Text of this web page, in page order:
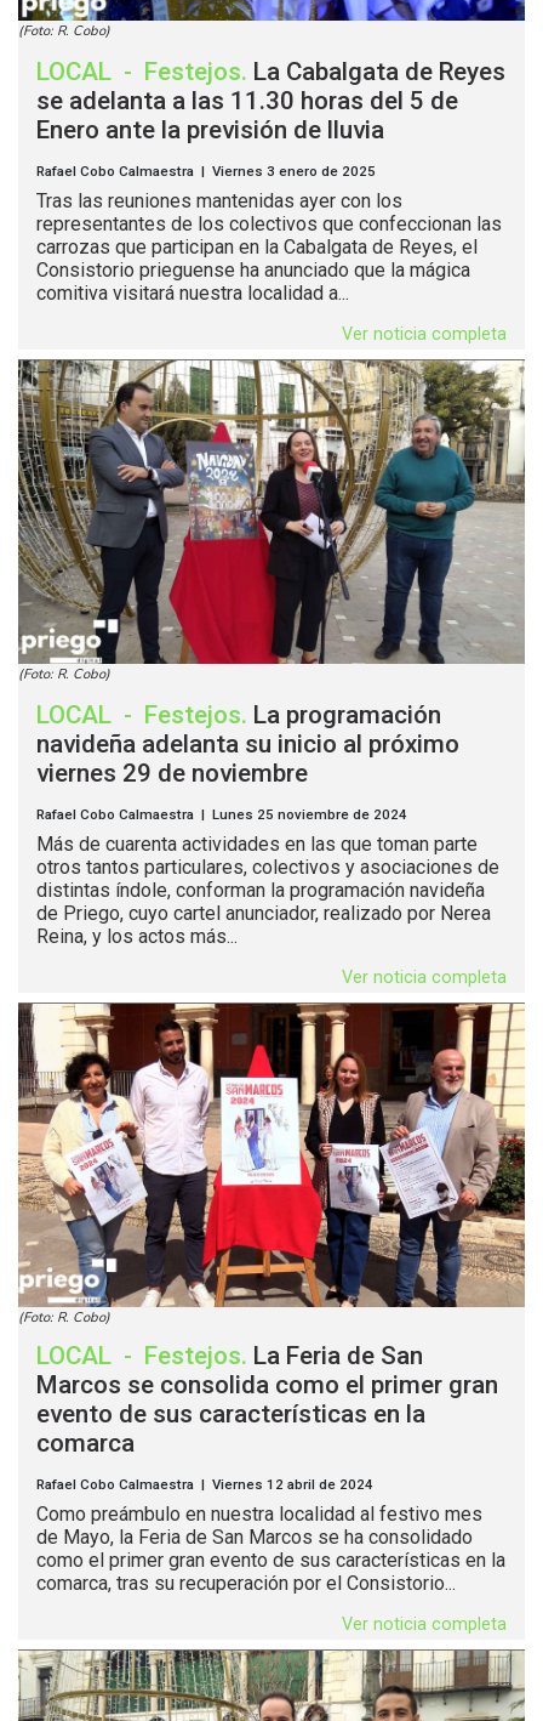
(Foto: R. Cobo)
LOCAL - Festejos. La Cabalgata de Reyes
se adelanta a las 11.30 horas del 5 de
Enero ante la previsión de lluvia
Rafael Cobo Calmaestra | Viernes 3 enero de 2025
Tras las reuniones mantenidas ayer con los
representantes de los colectivos que confeccionan las
carrozas que participan en la Cabalgata de Reyes, el
Consistorio prieguense ha anunciado que la mágica
comitiva visitará nuestra localidad a...
Ver noticia completa
(Foto: R. Cobo)
LOCAL - Festejos. La programación
navideña adelanta su inicio al próximo
viernes 29 de noviembre
Rafael Cobo Calmaestra | Lunes 25 noviembre de 2024
Más de cuarenta actividades en las que toman parte
otros tantos particulares, colectivos y asociaciones de
distintas índole, conforman la programación navideña
de Priego, cuyo cartel anunciador, realizado por Nerea
Reina, y los actos más...
Ver noticia completa
(Foto: R. Cobo)
LOCAL - Festejos. La Feria de San
Marcos se consolida como el primer gran
evento de sus características en la
comarca
Rafael Cobo Calmaestra | Viernes 12 abril de 2024
Como preámbulo en nuestra localidad al festivo mes
de Mayo, la Feria de San Marcos se ha consolidado
como el primer gran evento de sus características en la
comarca, tras su recuperación por el Consistorio...
Ver noticia completa